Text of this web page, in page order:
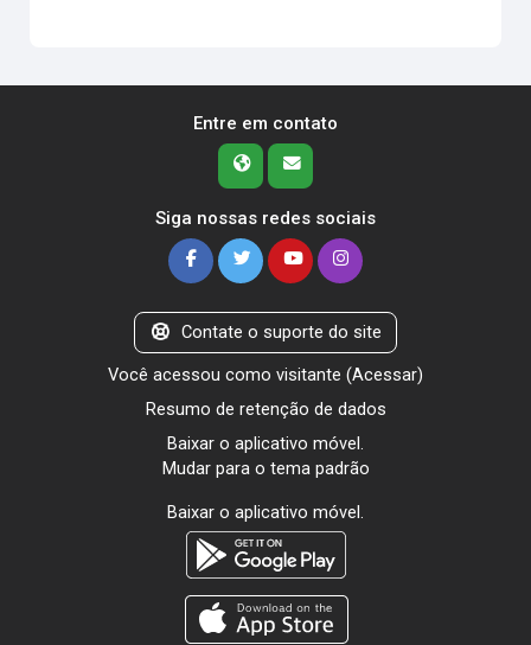
Entre em contato
Siga nossas redes sociais
Contate o suporte do site
Você acessou como visitante (Acessar)
Resumo de retenção de dados
Baixar o aplicativo móvel.
Mudar para o tema padrão
Baixar o aplicativo móvel.